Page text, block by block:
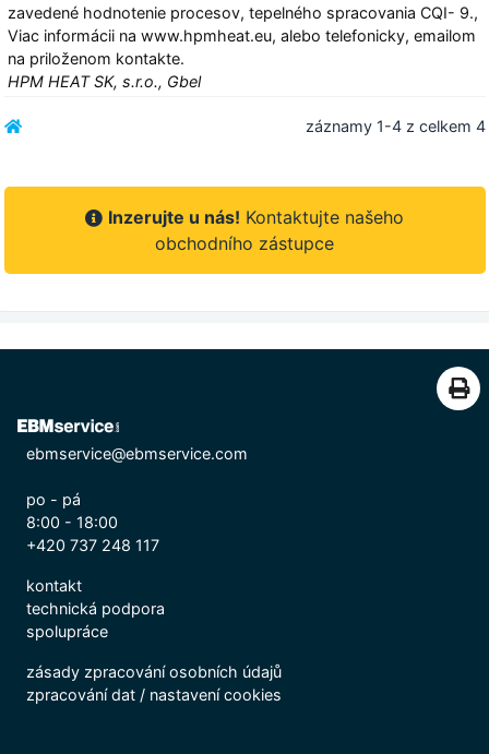
zavedené hodnotenie procesov, tepelného spracovania CQI- 9.,
Viac informácii na www.hpmheat.eu, alebo telefonicky, emailom
na priloženom kontakte.
HPM HEAT SK, s.r.o., Gbel
záznamy 1-4 z celkem 4
Inzerujte u nás! Kontaktujte našeho
obchodního zástupce
ebmservice@ebmservice.com
po - pá
8:00 - 18:00
+420 737 248 117
kontakt
technická podpora
spolupráce
zásady zpracování osobních údajů
zpracování dat/ nastavení cookies